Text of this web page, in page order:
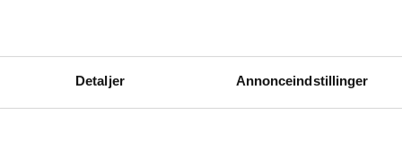
Detaljer Annonceindstillinger